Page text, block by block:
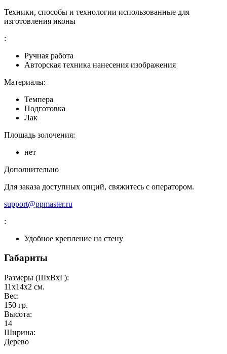
Техники, способы и технологии использованные для
изготовления иконы
:
Ручная работа
Авторская техника нанесения изображения
Материалы:
Темпера
Подготовка
Лак
Площадь золочения:
нет
Дополнительно
Для заказа доступных опций, свяжитесь с оператором.
support@ppmaster.ru
:
Удобное крепление на стену
Габариты
Размеры (ШxВxГ):
11x14x2 см.
Вес:
150 гр.
Высота:
14
Ширина:
Дерево